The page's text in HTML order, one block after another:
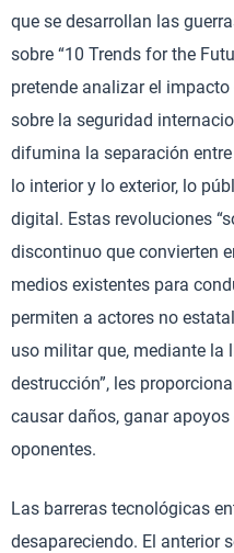
que se desarrollan las
sobre “10 Trends for the
pretende analizar el
sobre la seguridad
difumina la separación
lo interior y lo exterior, lo
digital. Estas revoluciones
discontinuo que convierten
medios existentes para
permiten a actores no
uso militar que, mediante la
destrucción”, les
causar daños, ganar
oponentes.
Las barreras tecnológicas
desapareciendo. El anterior